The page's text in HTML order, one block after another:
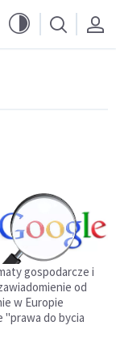
gospodarcze i
od
w Europie
do bycia